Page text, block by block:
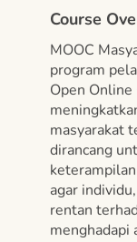
Course
MOOC
program
Open
masyarakat
dirancang
agar
rentan
menghadapi